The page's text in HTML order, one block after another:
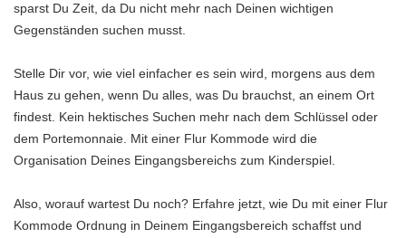
sparst Du Zeit, da Du nicht mehr nach Deinen wichtigen
Gegenständen suchen musst.
Stelle Dir vor, wie viel einfacher es sein wird, morgens aus dem
Haus zu gehen, wenn Du alles, was Du brauchst, an einem Ort
findest. Kein hektisches Suchen mehr nach dem Schlüssel oder
dem Portemonnaie. Mit einer Flur Kommode wird die
Organisation Deines Eingangsbereichs zum Kinderspiel.
Also, worauf wartest Du noch? Erfahre jetzt, wie Du mit einer Flur
Kommode Ordnung in Deinem Eingangsbereich schaffst und